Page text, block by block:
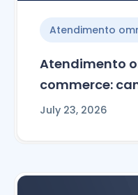
Atendimento
Atendimento
commerce:
July 23, 2026